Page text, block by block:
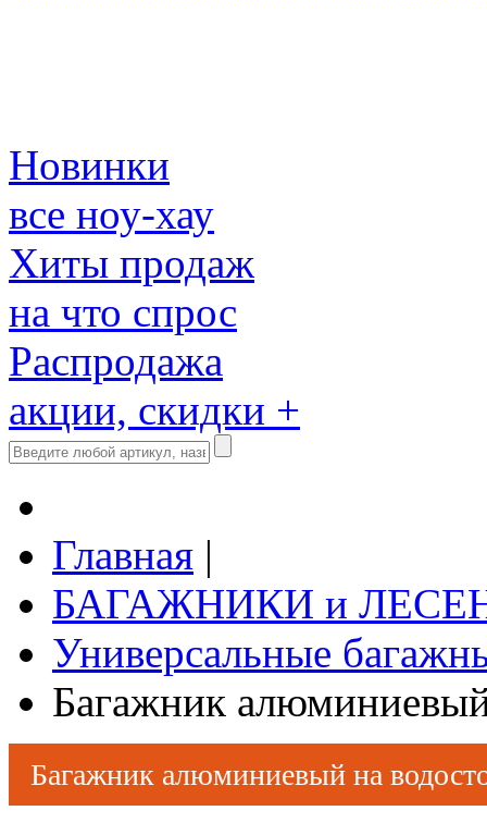
Новинки
все ноу-хау
Хиты продаж
на что спрос
Распродажа
акции, скидки +
Главная |
БАГАЖНИКИ и
Универсальные
Багажник
Багажник алюминиевый на